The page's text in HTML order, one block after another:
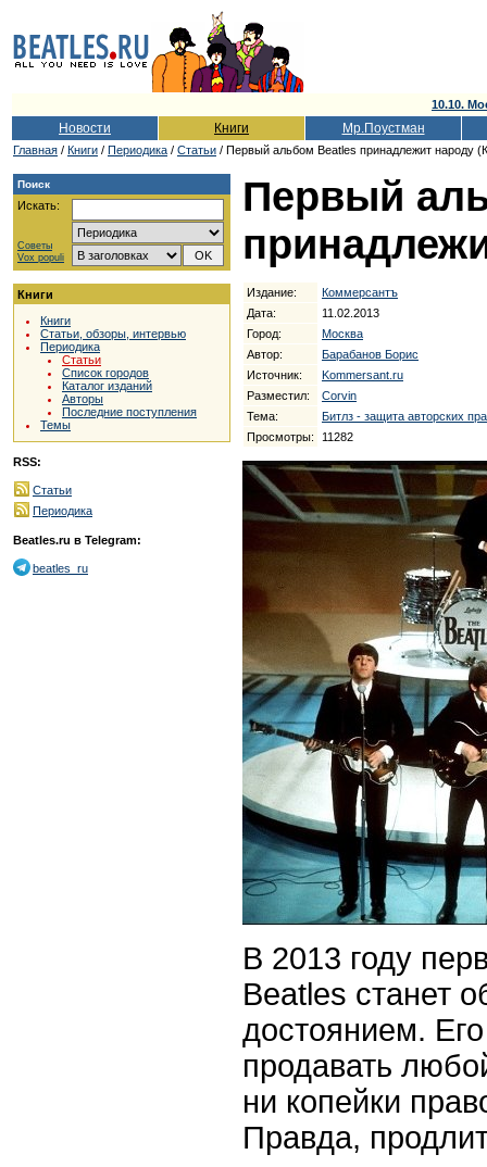
10.10.
Новости Книги Мр.Поустман
Главная / Книги / Периодика / Статьи / Первый альбом Beatles принадлежит народу
Поиск
Искать:
Советы
Vox populi
Книги
Книги
Статьи, обзоры, интервью
Периодика
Статьи
Список городов
Каталог изданий
Авторы
Последние поступления
Темы
RSS:
Статьи
Периодика
Beatles.ru в Telegram:
beatles_ru
Первый
Издание:
Коммерсантъ
Дата:
11.02.2013
Город:
Москва
Автор:
Барабанов Борис
Источник:
Kommersant.ru
Разместил:
Corvin
Тема:
Битлз - защита авторских
Просмотры:
11282
В 2013 году
Beatles станет
достоянием.
продавать
ни копейки
Правда,